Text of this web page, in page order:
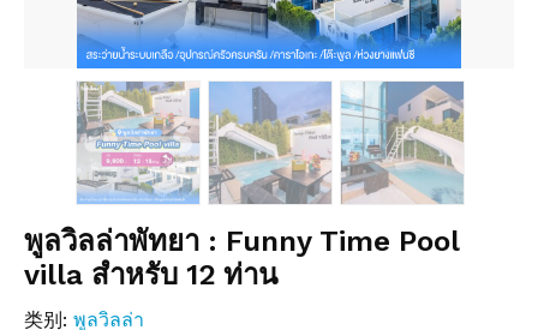
พูลวิลล่าพัทยา : Funny Time Pool
villa สำหรับ 12 ท่าน
类别: พูลวิลล่า